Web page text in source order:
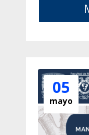
05
mayo